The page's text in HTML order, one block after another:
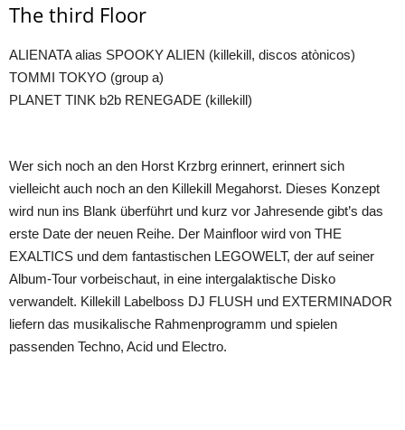
The third Floor
ALIENATA alias SPOOKY ALIEN (killekill, discos atònicos)
TOMMI TOKYO (group a)
PLANET TINK b2b RENEGADE (killekill)
Wer sich noch an den Horst Krzbrg erinnert, erinnert sich
vielleicht auch noch an den Killekill Megahorst. Dieses Konzept
wird nun ins Blank überführt und kurz vor Jahresende gibt’s das
erste Date der neuen Reihe. Der Mainfloor wird von THE
EXALTICS und dem fantastischen LEGOWELT, der auf seiner
Album-Tour vorbeischaut, in eine intergalaktische Disko
verwandelt. Killekill Labelboss DJ FLUSH und EXTERMINADOR
liefern das musikalische Rahmenprogramm und spielen
passenden Techno, Acid und Electro.